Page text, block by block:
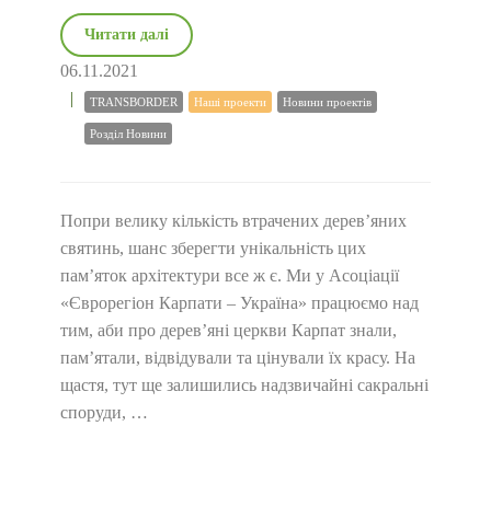
Читати далі
06.11.2021
TRANSBORDER Наші проекти Новини проектів
Розділ Новини
Попри велику кількість втрачених дерев’яних
святинь, шанс зберегти унікальність цих
пам’яток архітектури все ж є. Ми у Асоціації
«Єврорегіон Карпати – Україна» працюємо над
тим, аби про дерев’яні церкви Карпат знали,
пам’ятали, відвідували та цінували їх красу. На
щастя, тут ще залишились надзвичайні сакральні
споруди, …